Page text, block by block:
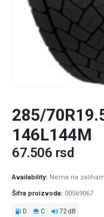
285/
146L144M
67.506 rsd
Availability: Nema na
Šifra proizvoda: 00569067
D C 72 dB